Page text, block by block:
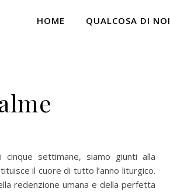
HOME QUALCOSA DI NOI
cinque settimane, siamo giunti alla
il cuore di tutto l’anno liturgico.
redenzione umana e della perfetta